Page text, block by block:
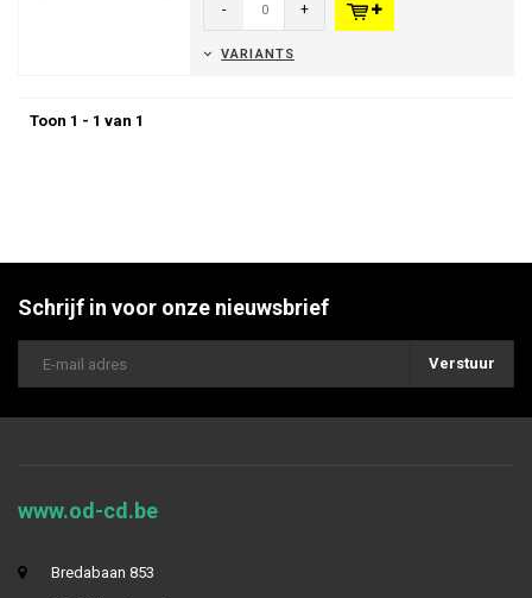
- +
VARIANTS
Toon 1 - 1 van 1
Schrijf in voor onze nieuwsbrief
Verstuur
www.od-cd.be
Bredabaan 853